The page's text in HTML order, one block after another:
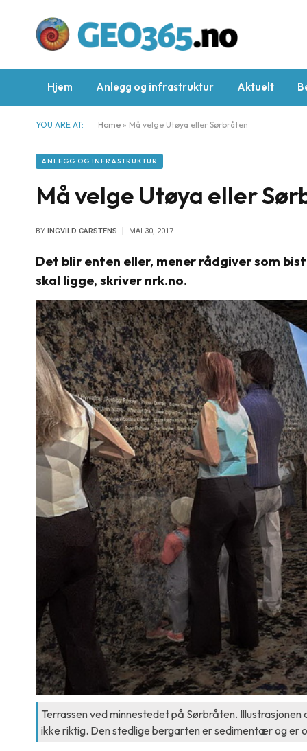
Hjem Anlegg og infrastruktur Aktuelt
YOU ARE AT: Home » Må velge Utøya eller Sørbråten
ANLEGG OG INFRASTRUKTUR
Må velge Utøya eller
BY INGVILD CARSTENS MAI 30, 2017
Det blir enten eller, mener rådgiver som
skal ligge, skriver nrk.no.
Terrassen ved minnestedet på Sørbråten.
ikke riktig. Den stedlige bergarten er sedimentær og